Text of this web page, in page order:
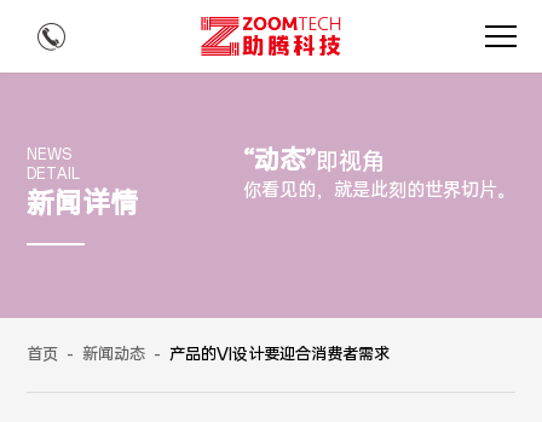
NEWS
DETAIL
新闻详情
“动态”即视角
你看见的，就是此刻的世界切片。
首页 - 新闻动态 - 产品的VI设计要迎合消费者需求